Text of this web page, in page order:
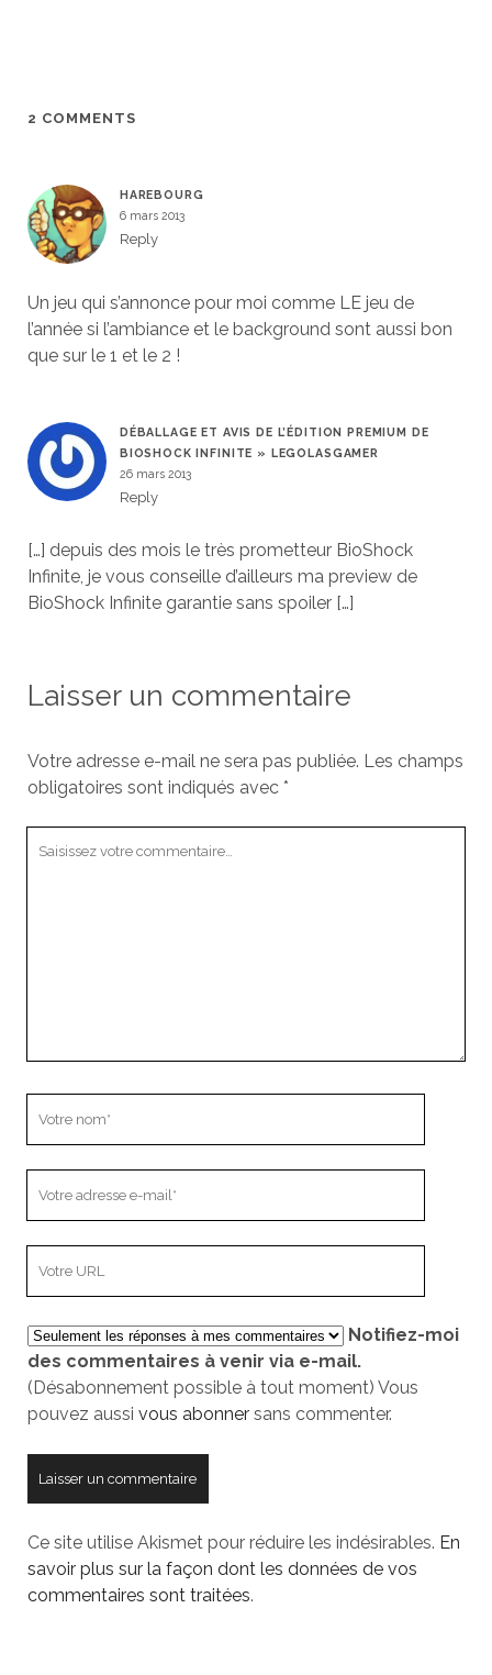
2 COMMENTS
HAREBOURG
6 mars 2013
Reply
Un jeu qui s’annonce pour moi comme LE jeu de
l’année si l’ambiance et le background sont aussi bon
que sur le 1 et le 2 !
DÉBALLAGE ET AVIS DE L’ÉDITION PREMIUM DE
BIOSHOCK INFINITE » LEGOLASGAMER
26 mars 2013
Reply
[…] depuis des mois le très prometteur BioShock
Infinite, je vous conseille d’ailleurs ma preview de
BioShock Infinite garantie sans spoiler […]
Laisser un commentaire
Votre adresse e-mail ne sera pas publiée. Les champs
obligatoires sont indiqués avec *
mail
votre
site
Notifiez-moi
des commentaires à venir via e-mail.
(Désabonnement possible à tout moment) Vous
pouvez aussi vous abonnersans commenter.
Ce site utilise Akismet pour réduire les indésirables. En
savoir plus sur la façon dont les données de vos
commentaires sont traitées.